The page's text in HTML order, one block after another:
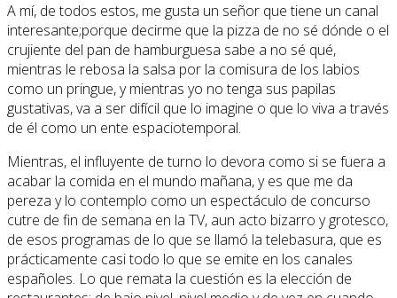
A mí, de todos estos, me gusta un señor que tiene un canal
interesante;porque decirme que la pizza de no sé dónde o el
crujiente del pan de hamburguesa sabe a no sé qué,
mientras le rebosa la salsa por la comisura de los labios
como un pringue, y mientras yo no tenga sus papilas
gustativas, va a ser difícil que lo imagine o que lo viva a través
de él como un ente espaciotemporal.
Mientras, el influyente de turno lo devora como si se fuera a
acabar la comida en el mundo mañana, y es que me da
pereza y lo contemplo como un espectáculo de concurso
cutre de fin de semana en la TV, aun acto bizarro y grotesco,
de esos programas de lo que se llamó la telebasura, que es
prácticamente casi todo lo que se emite en los canales
españoles. Lo que remata la cuestión es la elección de